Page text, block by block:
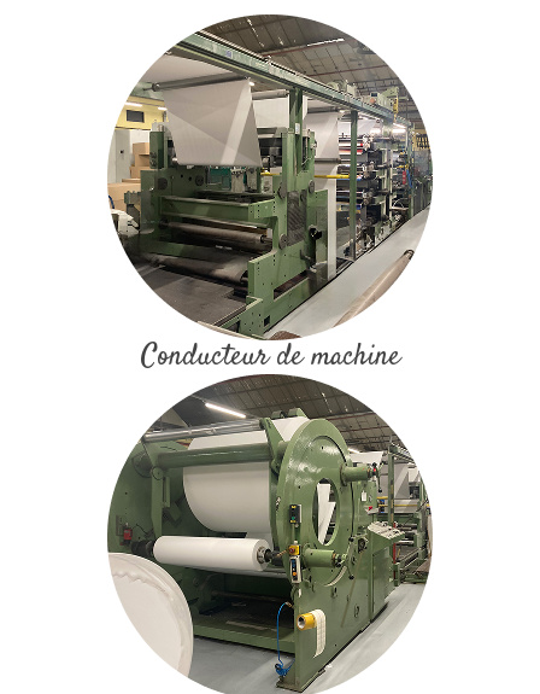
Conducteur de machine